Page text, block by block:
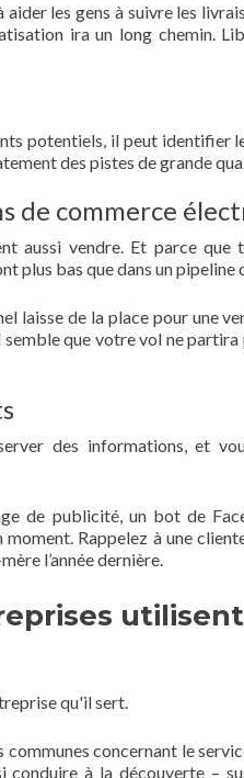
aider les gens à suivre les
ira un long chemin.
potentiels, il peut identifier
des pistes de grande
de commerce
aussi vendre. Et parce
plus bas que dans un pipeline
laisse de la place pour une
que votre vol ne
des informations, et
de publicité, un bot de
Rappelez à une
l’année dernière.
qu'il sert.
concernant le
conduire à la découverte –